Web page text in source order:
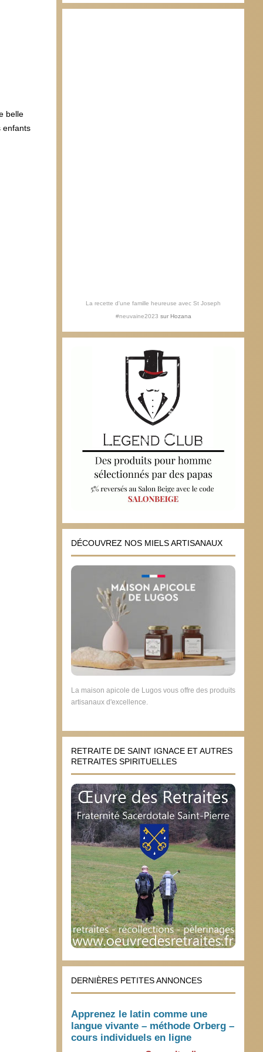
belle
enfants
La recette d'une famille heureuse avec St Joseph
#neuvaine2023 sur Hozana
DÉCOUVREZ NOS MIELS ARTISANAUX
La maison apicole de Lugos vous offre des produits
artisanaux d'excellence.
RETRAITE DE SAINT IGNACE ET AUTRES
RETRAITES SPIRITUELLES
DERNIÈRES PETITES ANNONCES
Apprenez le latin comme une
langue vivante – méthode Orberg –
cours individuels en ligne